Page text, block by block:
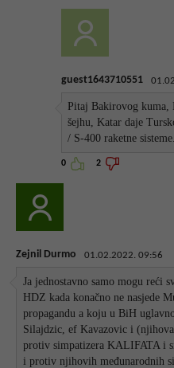
guest1643710551
Pitaj Bakirovog kuma,
šejhu, Katar daje
/ S-400 raketne sisteme.
0 2
Zejnil Durmo 01.02.2022. 09:56
Ja jednostavno samo mogu reći
HDZ kada konačno ne nasjede
propagandu a koju u BiH
Silajdzic, ef Kavazovic i
protiv simpatizera KALIFATA i
i protiv njihovih međunarodnih